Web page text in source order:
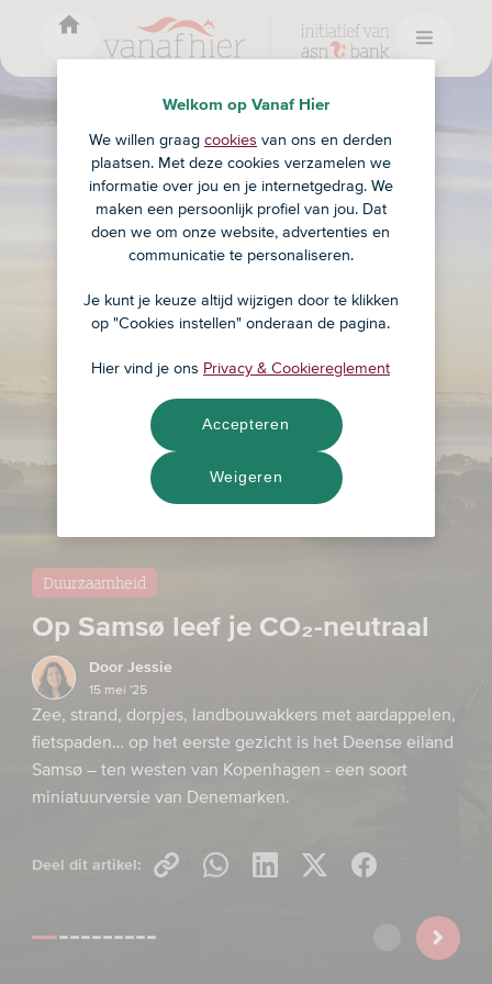
Op Samsø leef je CO₂-neutraal
Duurzaamheid
DoorJessie
15 mei '25
Zee, strand, dorpjes, landbouwakkers met aardappelen,
fietspaden… op het eerste gezicht is het Deense eiland
Samsø – ten westen van Kopenhagen - een soort
miniatuurversie van Denemarken.
Deel dit artikel:
Welkom op Vanaf Hier
We willen graag cookies van ons en derden
plaatsen. Met deze cookies verzamelen we
informatie over jou en je internetgedrag. We
maken een persoonlijk profiel van jou. Dat
doen we om onze website, advertenties en
communicatie te personaliseren.
Je kunt je keuze altijd wijzigen door te klikken
op "Cookies instellen" onderaan de pagina.
Hier vind je ons Privacy & Cookiereglement
Weigeren
Accepteren